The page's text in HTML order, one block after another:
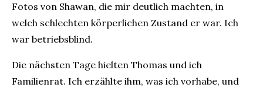
Fotos von Shawan, die mir deutlich machten, in
welch schlechten körperlichen Zustand er war. Ich
war betriebsblind.
Die nächsten Tage hielten Thomas und ich
Familienrat. Ich erzählte ihm, was ich vorhabe, und